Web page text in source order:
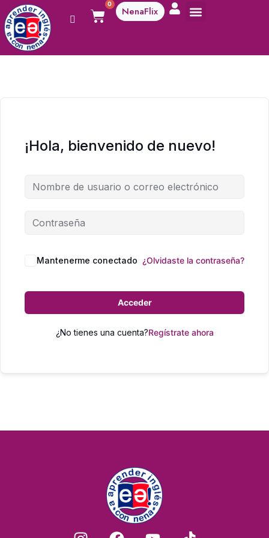
0
NenaFlix
¡Hola, bienvenido de nuevo!
Mantenerme conectado ¿Olvidaste la contraseña?
Acceder
¿No tienes una cuenta?Regístrate ahora